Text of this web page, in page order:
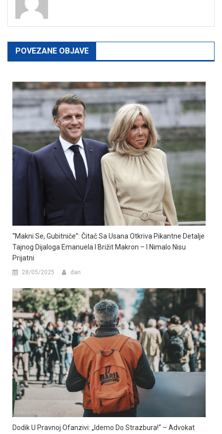
POVEZANE OBJAVE
“Makni Se, Gubitniče”: Čitač Sa Usana Otkriva Pikantne Detalje
Tajnog Dijaloga Emanuela I Brižit Makron – I Nimalo Nisu
Prijatni
28/05/2025 dan
Dodik U Pravnoj Ofanzivi: „Idemo Do Strazbura!“ – Advokat